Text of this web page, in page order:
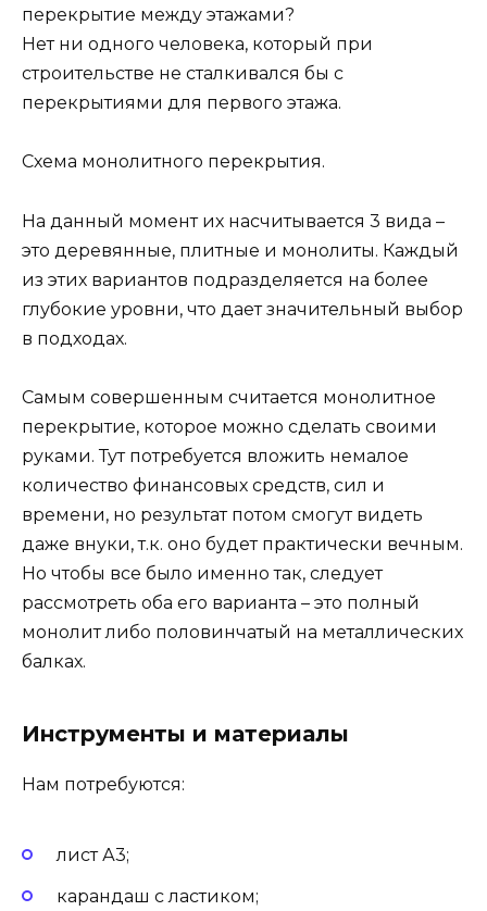
Нет ни одного человека, который при
строительстве не сталкивался бы с
перекрытиями для первого этажа.
Схема монолитного перекрытия.
На данный момент их насчитывается 3 вида –
это деревянные, плитные и монолиты. Каждый
из этих вариантов подразделяется на более
глубокие уровни, что дает значительный выбор
в подходах.
Самым совершенным считается монолитное
перекрытие, которое можно сделать своими
руками. Тут потребуется вложить немалое
количество финансовых средств, сил и
времени, но результат потом смогут видеть
даже внуки, т.к. оно будет практически вечным.
Но чтобы все было именно так, следует
рассмотреть оба его варианта – это полный
монолит либо половинчатый на металлических
балках.
Инструменты и материалы
Нам потребуются:
лист А3;
карандаш с ластиком;